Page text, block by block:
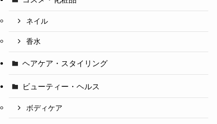
ネイル
香水
ヘアケア・スタイリング
ビューティー・ヘルス
ボディケア